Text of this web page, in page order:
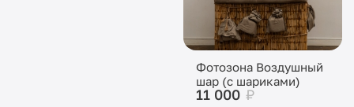
Фотозона Воздушный
шар (с шариками)
11 000 ₽